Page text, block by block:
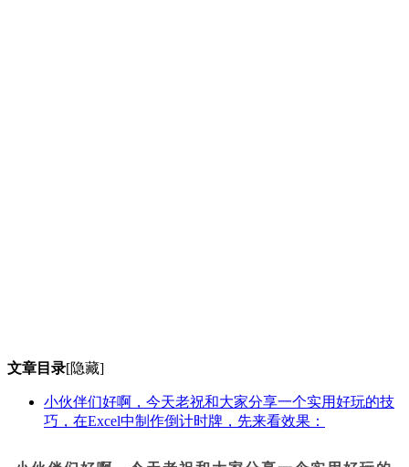
文章目录[隐藏]
小伙伴们好啊，今天老祝和大家分享一个实用好玩的技
巧，在Excel中制作倒计时牌，先来看效果：